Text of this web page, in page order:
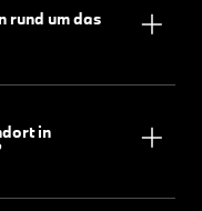
rund um das
in